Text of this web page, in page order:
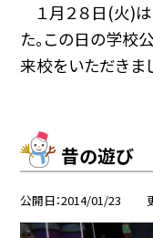
１月２８日(火)
た。この日の学校
来校をいただきま
昔の遊び
公開日 2014/01/23